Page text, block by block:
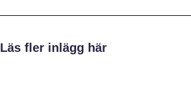
Läs fler inlägg här